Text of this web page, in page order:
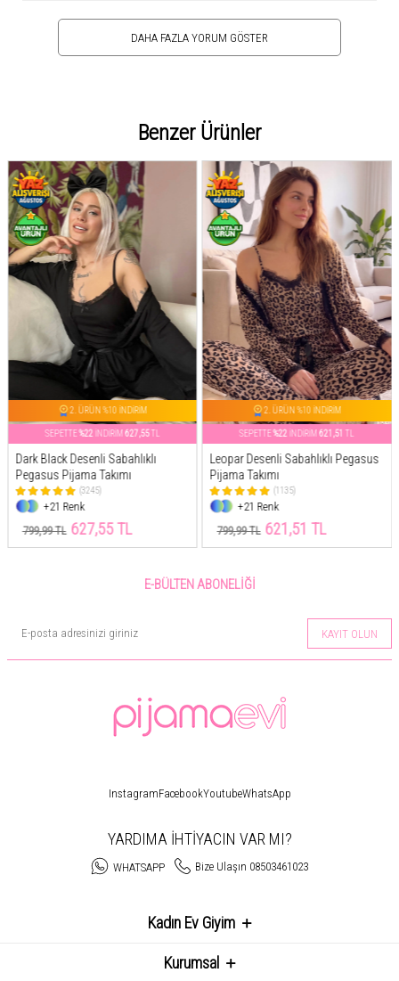
DAHA FAZLA YORUM GÖSTER
Benzer Ürünler
2. ÜRÜN %10 İNDİRİM
SEPETTE%22İNDİRİM621,51TL
Leopar Desenli Sabahlıklı Pegasus
Pijama Takımı
(1135)
+21 Renk
799,99 TL 621,51 TL
2. ÜRÜN %10 İNDİRİM
SEPETTE%26İNDİRİM644,41 TL
Pembe Flore Exclusive Örme
Sabahlıklı Kadın Pijama Takımı
(217)
+11 Renk
869,99 TL 644,41 TL
E-BÜLTEN ABONELIĞI
KAYIT OLUN
InstagramFacebookYoutubeWhatsApp
YARDIMA İHTİYACIN VAR MI?
WHATSAPP Bize Ulaşın 08503461023
Kadın Ev Giyim
Kurumsal